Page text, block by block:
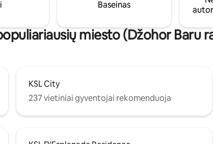
Baseinas
miesto (Džohor Baru
KSL City
237 vietiniai gyventojai rekomenduoja